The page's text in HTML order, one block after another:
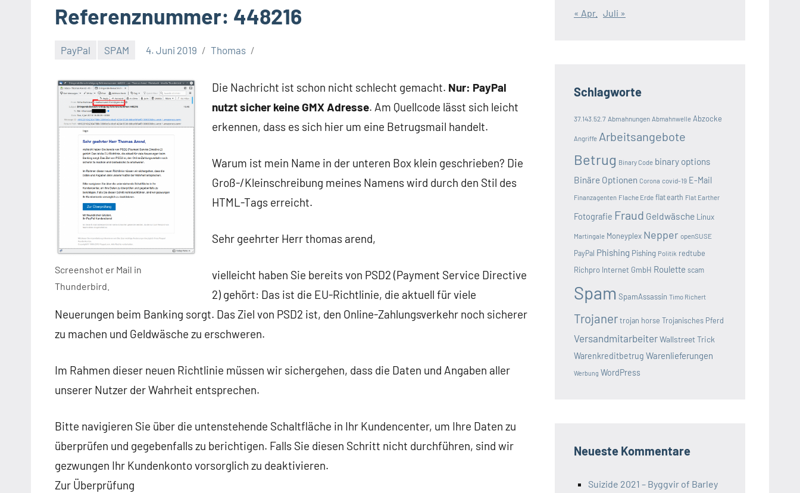
Referenznummer: 448216
PayPal SPAM 4. Juni 2019 Thomas
Screenshot er Mail in
Thunderbird.
Die Nachricht ist schon nicht schlecht gemacht. Nur: PayPal
nutzt sicher keine GMX Adresse. Am Quellcode lässt sich leicht
erkennen, dass es sich hier um eine Betrugsmail handelt.
Warum ist mein Name in der unteren Box klein geschrieben? Die
Groß-/Kleinschreibung meines Namens wird durch den Stil des
HTML-Tags erreicht.
Sehr geehrter Herr thomas arend,
vielleicht haben Sie bereits von PSD2 (Payment Service Directive
2) gehört: Das ist die EU-Richtlinie, die aktuell für viele
Neuerungen beim Banking sorgt. Das Ziel von PSD2 ist, den Online-Zahlungsverkehr noch sicherer
zu machen und Geldwäsche zu erschweren.
Im Rahmen dieser neuen Richtlinie müssen wir sichergehen, dass die Daten und Angaben aller
unserer Nutzer der Wahrheit entsprechen.
Bitte navigieren Sie über die untenstehende Schaltfläche in Ihr Kundencenter, um Ihre Daten zu
überprüfen und gegebenfalls zu berichtigen. Falls Sie diesen Schritt nicht durchführen, sind wir
gezwungen Ihr Kundenkonto vorsorglich zu deaktivieren.
Zur Überprüfung
« Apr. Juli »
Schlagworte
37.143.52.7 Abmahnungen Abmahnwelle Abzocke
Angriffe Arbeitsangebote
Betrug Binary Code binary options
Binäre Optionen Corona covid-19 E-Mail
Finanzagenten Flache Erde flat earth Flat Earther
Fotografie Fraud Geldwäsche Linux
Martingale Moneyplex Nepper openSUSE
PayPal Phishing Pishing Politik redtube
Richpro Internet GmbH Roulette scam
Spam SpamAssassin Timo Richert
Trojanertrojan horse Trojanisches Pferd
VersandmitarbeiterWallstreet Trick
Warenkreditbetrug Warenlieferungen
Werbung WordPress
Neueste Kommentare
Suizide 2021 – Byggvir of Barley